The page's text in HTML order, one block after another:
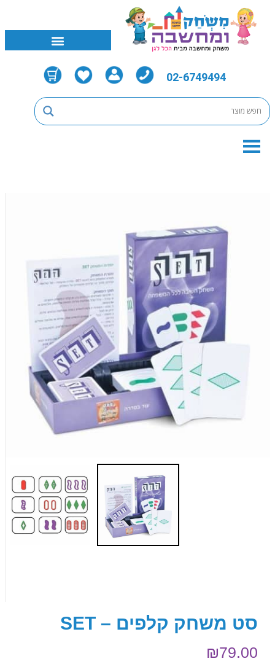
02-6749494
סט משחק קלפים – SET
₪79.00